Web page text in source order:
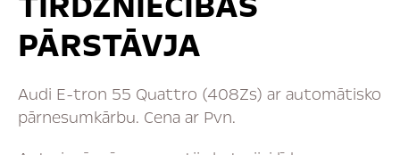
PĀRSTĀVJA
Audi E-tron 55 Quattro (408Zs) ar automātisko
pārnesumkārbu. Cena ar Pvn.